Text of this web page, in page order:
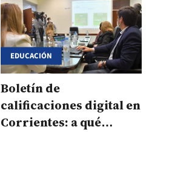
EDUCACIÓN
Boletín de
calificaciones digital en
Corrientes: a qué